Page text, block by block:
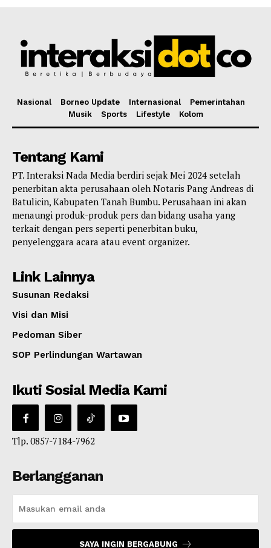
Nasional Borneo Update Internasional
Pemerintahan
Musik
Sports Lifestyle Kolom
Tentang Kami
PT. Interaksi Nada Media berdiri sejak Mei 2024 setelah
penerbitan akta perusahaan oleh Notaris Pang Andreas di
Batulicin, Kabupaten Tanah Bumbu. Perusahaan ini akan
menaungi produk-produk pers dan bidang usaha yang
terkait dengan pers seperti penerbitan buku,
penyelenggara acara atau event organizer.
Link Lainnya
Susunan Redaksi
Visi dan Misi
Pedoman Siber
SOP Perlindungan Wartawan
Ikuti Sosial Media Kami
Tlp. 0857-7184-7962
Berlangganan
SAYA INGIN BERGABUNG